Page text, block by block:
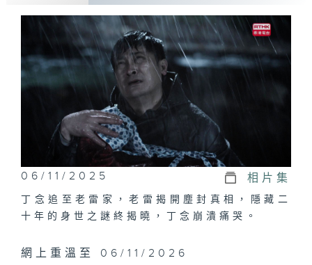
06/11/2025 相片集
丁念追至老雷家，老雷揭開塵封真相，隱藏二
十年的身世之謎終揭曉，丁念崩潰痛哭。
網上重溫至 06/11/2026